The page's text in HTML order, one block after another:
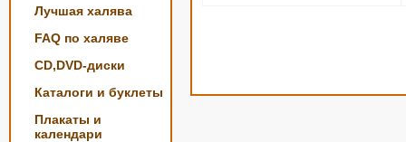
Лучшая халява
FAQ по халяве
CD,DVD-диски
Каталоги и буклеты
Плакаты и
календари